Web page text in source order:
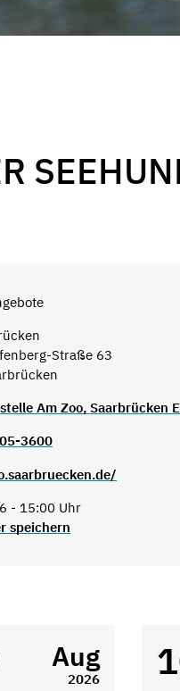
Straße 63
Am Zoo, Saarbrücken
3600
- 15:00 Uhr
speichern
Aug
2026